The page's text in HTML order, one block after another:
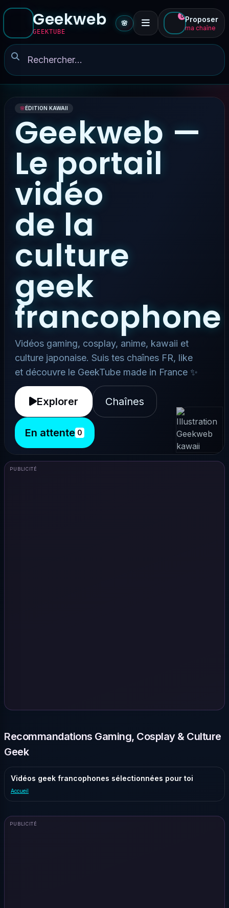
Geekweb
GEEKTUBE
🌸
0 Proposer
ma chaîne
🌸ÉDITION KAWAII
Geekweb —
Le portail
vidéo
de la
culture
geek
francophone
Vidéos gaming, cosplay, anime, kawaii et
culture japonaise. Suis tes chaînes FR, like
et découvre le GeekTube made in France ✨
Explorer Chaînes
En attente 0
PUBLICITÉ
Recommandations Gaming, Cosplay & Culture
Geek
Vidéos geek francophones sélectionnées pour toi
Accueil
PUBLICITÉ